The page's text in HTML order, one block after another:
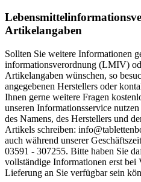
Artikelangaben
Sollten Sie weitere Informationen
informations­verordnung (LMIV)
Artikelangaben wünschen, so
angegebenen Herstellers oder
Ihnen gerne weitere Fragen
unseren Informationsservice
des Namens, des Herstellers und
Artikels schreiben:
auch während unserer
03591 - 307255. Bitte haben Sie
vollständige Informationen erst bei
Lieferung an Sie verfügbar sein